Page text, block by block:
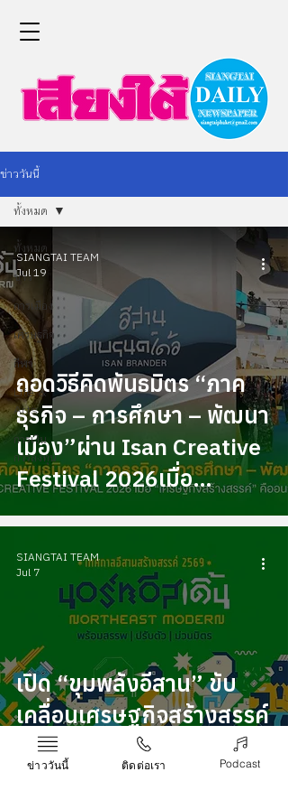
ข่าววันนี้
ทั้งหมด
ข่าว
การเมือง
เศรษฐกิจ
กีฬา
Life &
Arts
การเงิน
การลงทุน
ทั้งหมด
ถอดวิธีคิดพันธมิตร “ภาค
ธุรกิจ – การศึกษา – พัฒนา
เมือง”ผ่าน Isan Creative
Festival 2026เมื่อ
“เศรษฐกิจสร้างสรรค์” คือ
SIANGTAI TEAM
Jul 19
เปิด “ขุมพลังอีสาน” ขับ
เคลื่อนเศรษฐกิจสร้างสรรค์
ผ่าน Isan Creative
Festival 2026กับ
SIANGTAI TEAM
Jul 7
ข่าววันนี้ ติดต่อเรา Podcast